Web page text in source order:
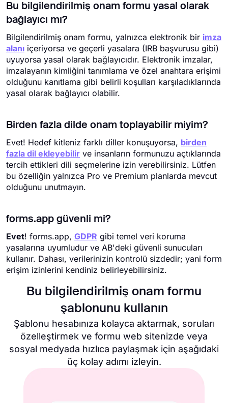
Bu bilgilendirilmiş onam formu yasal olarak
bağlayıcı mı?
Bilgilendirilmiş onam formu, yalnızca elektronik bir imza
alanı içeriyorsa ve geçerli yasalara (IRB başvurusu gibi)
uyuyorsa yasal olarak bağlayıcıdır. Elektronik imzalar,
imzalayanın kimliğini tanımlama ve özel anahtara erişimi
olduğunu kanıtlama gibi belirli koşulları karşıladıklarında
yasal olarak bağlayıcı olabilir.
Birden fazla dilde onam toplayabilir miyim?
Evet! Hedef kitleniz farklı diller konuşuyorsa, birden
fazla dil ekleyebilir ve insanların formunuzu açtıklarında
tercih ettikleri dili seçmelerine izin verebilirsiniz. Lütfen
bu özelliğin yalnızca Pro ve Premium planlarda mevcut
olduğunu unutmayın.
forms.app güvenli mi?
Evet! forms.app, GDPR gibi temel veri koruma
yasalarına uyumludur ve AB'deki güvenli sunucuları
kullanır. Dahası, verilerinizin kontrolü sizdedir; yani form
erişim izinlerini kendiniz belirleyebilirsiniz.
Bu bilgilendirilmiş onam formu
şablonunu kullanın
Şablonu hesabınıza kolayca aktarmak, soruları
özelleştirmek ve formu web sitenizde veya
sosyal medyada hızlıca paylaşmak için aşağıdaki
üç kolay adımı izleyin.